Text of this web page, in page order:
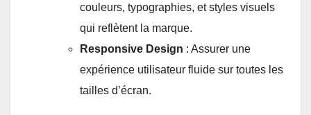
couleurs, typographies, et styles visuels
qui reflètent la marque.
Responsive Design : Assurer une
expérience utilisateur fluide sur toutes les
tailles d’écran.